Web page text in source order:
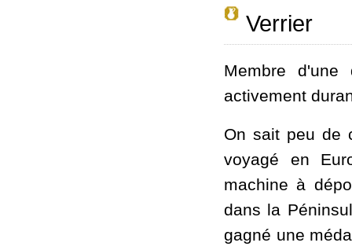
Verrier
Membre
activement
On sait peu de
voyagé en
machine à
dans la
gagné une